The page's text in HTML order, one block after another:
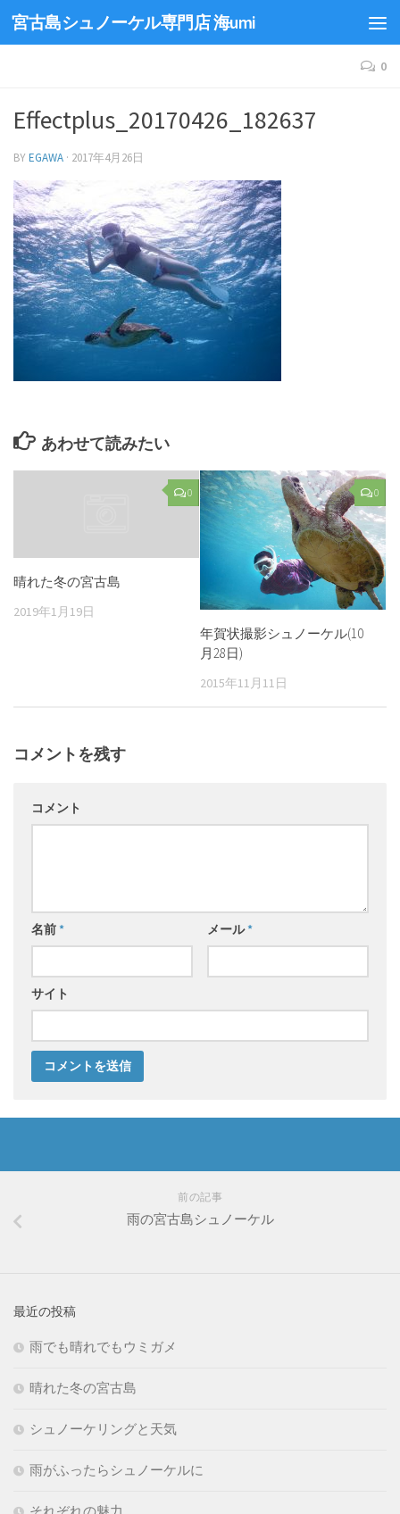
宮古島シュノーケル専門店 海umi
0
Effectplus_20170426_182637
BYEGAWA · 2017年4月26日
あわせて読みたい
0
晴れた冬の宮古島
2019年1月19日
0
年賀状撮影シュノーケル(10
月28日)
2015年11月11日
コメントを残す
コメント
名前* メール*
サイト
前の記事
雨の宮古島シュノーケル
最近の投稿
雨でも晴れでもウミガメ
晴れた冬の宮古島
シュノーケリングと天気
雨がふったらシュノーケルに